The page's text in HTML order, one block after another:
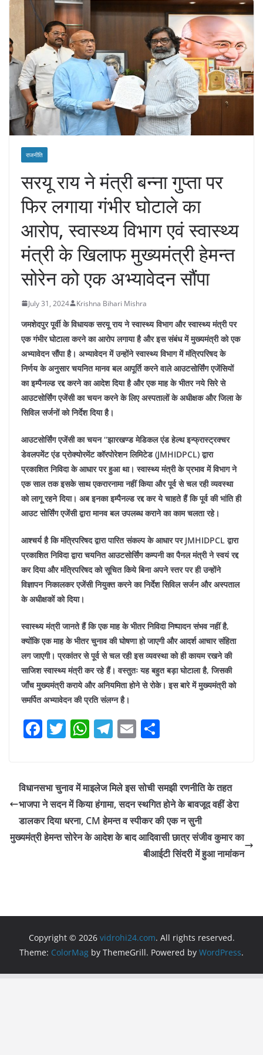
राजनीति
सरयू राय ने मंत्री बन्ना गुप्ता पर
फिर लगाया गंभीर घोटाले का
आरोप, स्वास्थ्य विभाग एवं स्वास्थ्य
मंत्री के खिलाफ मुख्यमंत्री हेमन्त
सोरेन को एक अभ्यावेदन सौंपा
July 31, 2024 Krishna Bihari Mishra
जमशेदपुर पूर्वी के विधायक सरयू राय ने स्वास्थ्य विभाग और स्वास्थ्य मंत्री पर
एक गंभीर घोटाला करने का आरोप लगाया है और इस संबंध में मुख्यमंत्री को एक
अभ्यावेदन सौंपा है। अभ्यावेदन में उन्होंने स्वास्थ्य विभाग में मंत्रिपरिषद के
निर्णय के अनुसार चयनित मानव बल आपूर्ति करने वाले आउटसोर्सिंग एजेंसियों
का इम्पैनल्ड रद्द करने का आदेश दिया है और एक माह के भीतर नये सिरे से
आउटसोर्सिंग एजेंसी का चयन करने के लिए अस्पतालों के अधीक्षक और जिला के
सिविल सर्जनों को निर्देश दिया है।
आउटसोर्सिंग एजेंसी का चयन ‘‘झारखण्ड मेडिकल एंड हेल्थ इन्फ्रास्ट्रक्चर
डेवलपमेंट एंड प्रोक्योरमेंट कॉरपोरेशन लिमिटेड (JMHIDPCL) द्वारा
प्रकाशित निविदा के आधार पर हुआ था। स्वास्थ्य मंत्री के प्रभाव में विभाग ने
एक साल तक इसके साथ एकरारनामा नहीं किया और पूर्व से चल रही व्यवस्था
को लागू रहने दिया। अब इनका इम्पैनल्ड रद्द कर ये चाहते हैं कि पूर्व की भांति ही
आउट सोर्सिंग एजेंसी द्वारा मानव बल उपलब्ध कराने का काम चलता रहे।
आश्चर्य है कि मंत्रिपरिषद द्वारा पारित संकल्प के आधार पर JMHIDPCL द्वारा
प्रकाशित निविदा द्वारा चयनित आउटसोर्सिंग कम्पनी का पैनल मंत्री ने स्वयं रद्द
कर दिया और मंत्रिपरिषद को सूचित किये बिना अपने स्तर पर ही उन्होंने
विज्ञापन निकालकर एजेंसी नियुक्त करने का निर्देश सिविल सर्जन और अस्पताल
के अधीक्षकों को दिया।
स्वास्थ्य मंत्री जानते हैं कि एक माह के भीतर निविदा निष्पादन संभव नहीं है,
क्योंकि एक माह के भीतर चुनाव की घोषणा हो जाएगी और आदर्श आचार संहिता
लग जाएगी। प्रकांतर से पूर्व से चल रही इस व्यवस्था को ही कायम रखने की
साजिश स्वास्थ्य मंत्री कर रहे हैं। वस्तुतः यह बहुत बड़ा घोटाला है, जिसकी
जाँच मुख्यमंत्री कराये और अनियमिता होने से रोके। इस बारे में मुख्यमंत्री को
समर्पित अभ्यावेदन की प्रति संलग्न है।
F
e
b
o
o
T
er
W
s
A
p
p
T
gr
a
m
E
l e
विधानसभा चुनाव में माइलेज मिले इस सोची समझी रणनीति के तहत
भाजपा ने सदन में किया हंगामा, सदन स्थगित होने के बावजूद वहीं डेरा
डालकर दिया धरना, CM हेमन्त व स्पीकर की एक न सुनी
मुख्यमंत्री हेमन्त सोरेन के आदेश के बाद आदिवासी छात्र संजीव कुमार का
बीआईटी सिंदरी में हुआ नामांकन
Copyright © 2026 vidrohi24.com. All rights reserved.
Theme: ColorMag by ThemeGrill. Powered by WordPress.